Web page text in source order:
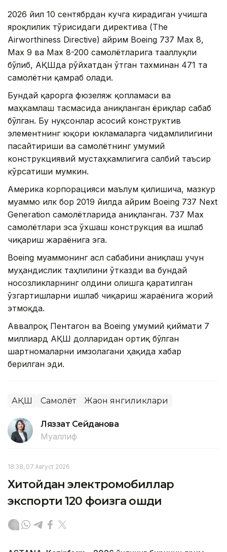
2026 йил 10 сентябрдан кучга кирадиган учишга
яроқлилик тўғрисидаги директива (The
Airworthiness Directive) айрим Boeing 737 Max 8,
Max 9 ва Max 8-200 самолётларига тааллуқли
бўлиб, АҚШда рўйхатдан ўтган тахминан 471 та
самолётни қамраб олади.
Бундай қарорга фюзеляж қопламаси ва
маҳкамлаш тасмасида аниқланган ёриқлар сабаб
бўлган. Бу нуқсонлар асосий конструктив
элементнинг юқори юкламаларга чидамлилигини
пасайтириши ва самолётнинг умумий
конструкциявий мустаҳкамлигига салбий таъсир
кўрсатиши мумкин.
Америка корпорацияси маълум қилишича, мазкур
муаммо илк бор 2019 йилда айрим Boeing 737 Next
Generation самолётларида аниқланган. 737 Max
самолётлари эса ўхшаш конструкция ва ишлаб
чиқариш жараёнига эга.
Boeing муаммонинг асл сабабини аниқлаш учун
муҳандислик таҳлилини ўтказди ва бундай
носозликларнинг олдини олишга қаратилган
ўзгартишларни ишлаб чиқариш жараёнига жорий
этмоқда.
Аввалроқ Пентагон ва Boeing умумий қиймати 7
миллиард АҚШ долларидан ортиқ бўлган
шартномаларни имзолагани ҳақида хабар
берилган эди.
АҚШ Самолёт Жаҳон янгиликлари
Ляззат Сейданова
Муаллиф
18:38, 07 Август 2026
Хитойдан электромобиллар
экспорти 120 фоизга ошди